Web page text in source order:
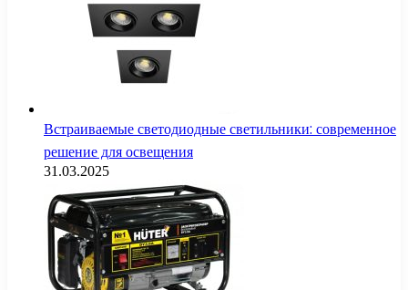
Встраиваемые светодиодные светильники: современное
решение для освещения
31.03.2025